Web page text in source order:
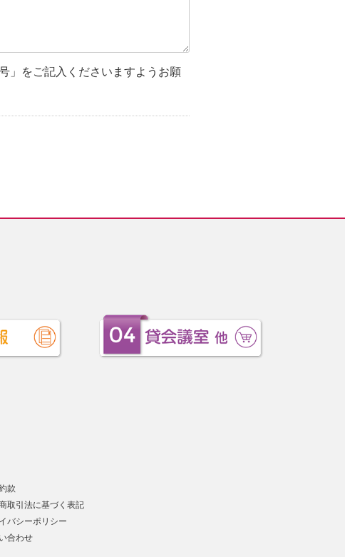
」をご記入くださいますようお願
款
取引法に基づく表記
バシーポリシー
合わせ